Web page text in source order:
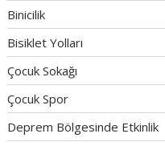
Binicilik
Bisiklet Yolları
Çocuk Sokağı
Çocuk Spor
Deprem Bölgesinde Etkinlik